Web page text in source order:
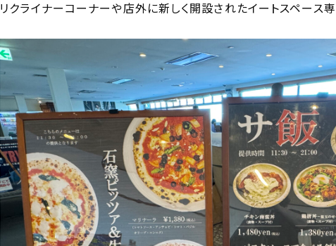
リクライナーコーナーや店外に新しく開設されたイートスペース専